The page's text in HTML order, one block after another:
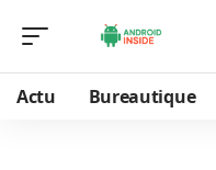
Actu Bureautique